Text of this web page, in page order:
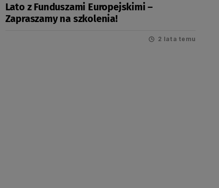
Lato z Funduszami Europejskimi –
Zapraszamy na szkolenia!
2 lata temu